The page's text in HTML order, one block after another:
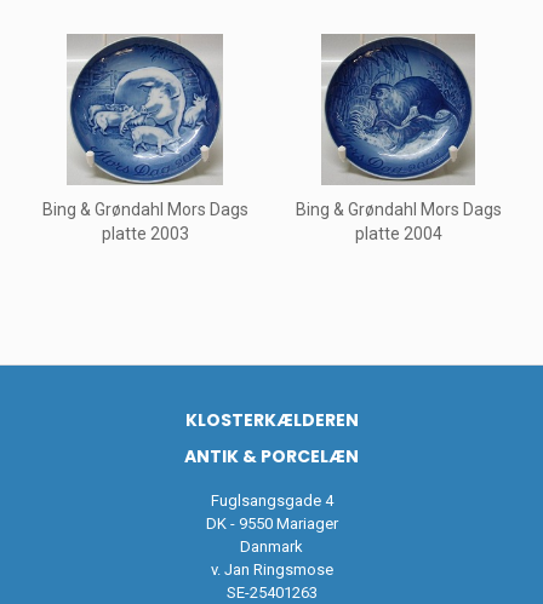
Bing & Grøndahl Mors Dags
platte 2003
Bing & Grøndahl Mors Dags
platte 2004
KLOSTERKÆLDEREN
ANTIK & PORCELÆN
Fuglsangsgade 4
DK - 9550 Mariager
Danmark
v. Jan Ringsmose
SE-25401263